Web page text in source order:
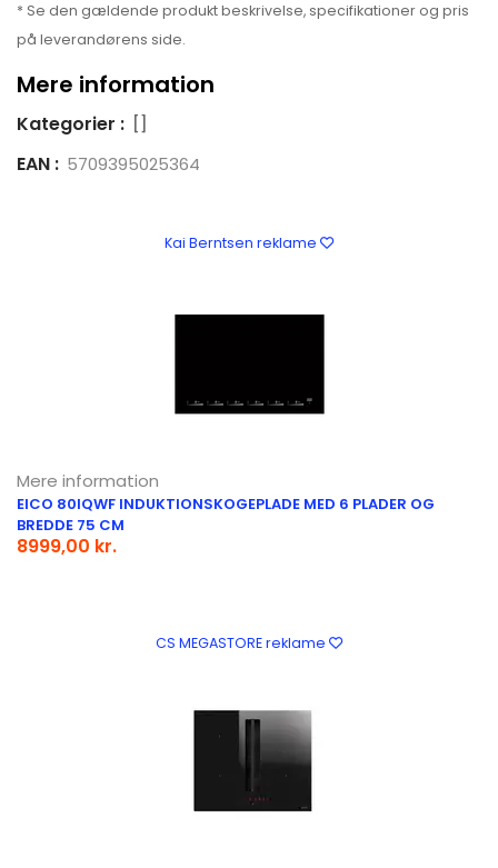
* Se den gældende produkt beskrivelse, specifikationer og pris
på leverandørens side.
Mere information
Kategorier :
EAN : 5709395025364
Kai Berntsen reklame
Mere information
EICO 80IQWF INDUKTIONSKOGEPLADE MED 6 PLADER OG
BREDDE 75 CM
8999,00 kr.
CS MEGASTORE reklame